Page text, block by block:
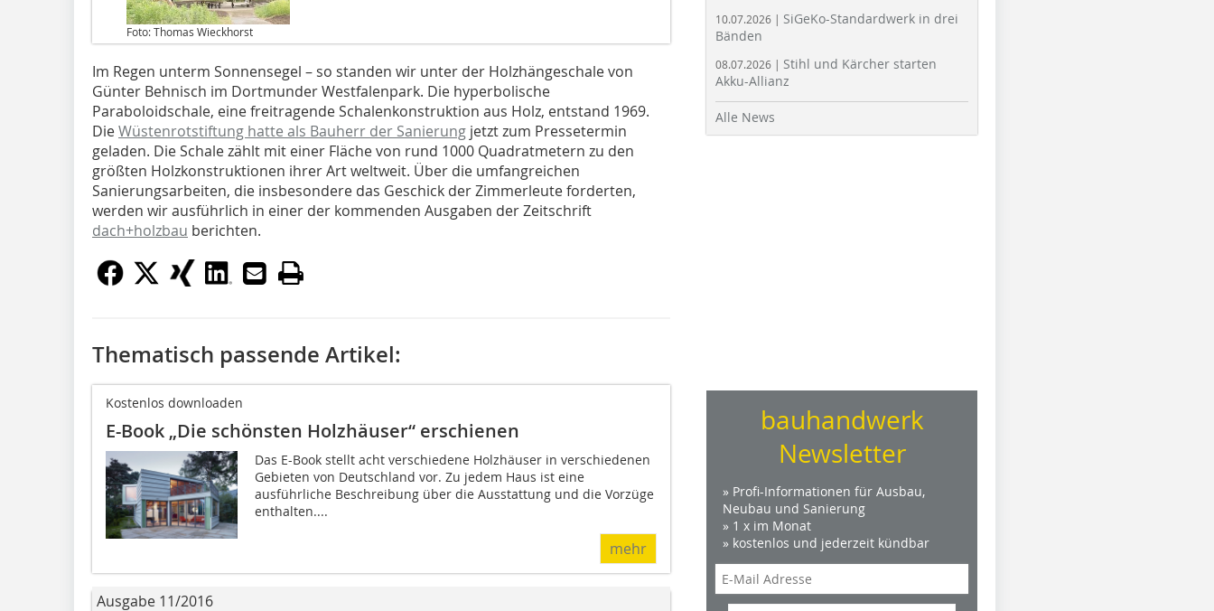
Foto: Thomas Wieckhorst
Im Regen unterm Sonnensegel – so standen wir unter der Holzhängeschale von
Günter Behnisch im Dortmunder Westfalenpark. Die hyperbolische
Paraboloidschale, eine freitragende Schalenkonstruktion aus Holz, entstand 1969.
DieWüstenrotstiftung hatte als Bauherr der Sanierung jetzt zum Pressetermin
geladen. Die Schale zählt mit einer Fläche von rund 1000 Quadratmetern zu den
größten Holzkonstruktionen ihrer Art weltweit. Über die umfangreichen
Sanierungsarbeiten, die insbesondere das Geschick der Zimmerleute forderten,
werden wir ausführlich in einer der kommenden Ausgaben der Zeitschrift
dach+holzbau berichten.
Thematisch passende Artikel:
Kostenlos downloaden
E-Book „Die schönsten Holzhäuser“ erschienen
Das E-Book stellt acht verschiedene Holzhäuser in verschiedenen
Gebieten von Deutschland vor. Zu jedem Haus ist eine
ausführliche Beschreibung über die Ausstattung und die Vorzüge
enthalten....
mehr
Ausgabe 11/2016
10.07.2026 | SiGeKo-Standardwerk in drei
Bänden
08.07.2026 | Stihl und Kärcher starten
Akku-Allianz
Alle News
bauhandwerk
Newsletter
» Profi-Informationen für Ausbau,
Neubau und Sanierung
» 1 x im Monat
» kostenlos und jederzeit kündbar